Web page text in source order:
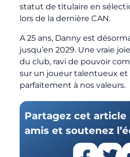
statut de titulaire en
lors de la dernière CAN.
A 25 ans, Danny est
jusqu’en 2029. Une vraie
du club, ravi de pouvoir
sur un joueur talentueux et
parfaitement à nos valeurs.
Partagez cet article
amis et soutenez